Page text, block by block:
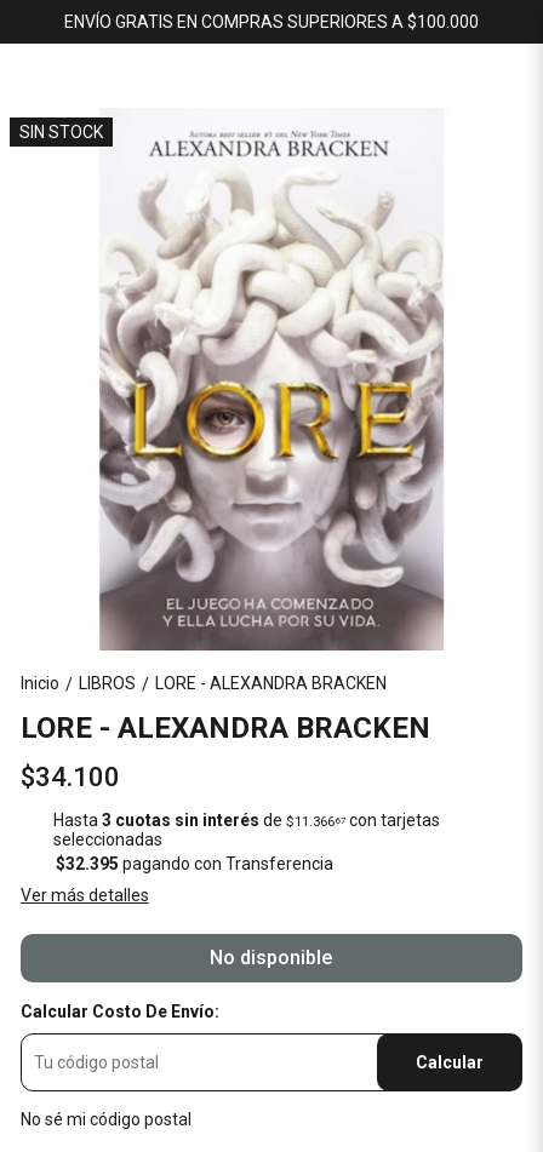
ENVÍO GRATIS EN COMPRAS SUPERIORES A $100.000
SIN STOCK
Inicio / LIBROS / LORE - ALEXANDRA BRACKEN
LORE - ALEXANDRA BRACKEN
$34.100
Hasta3 cuotas sin interés de$11.36667 con tarjetas
seleccionadas
$32.395 pagando con Transferencia
Ver más detalles
No disponible
Calcular Costo De Envío:
Calcular
No sé mi código postal